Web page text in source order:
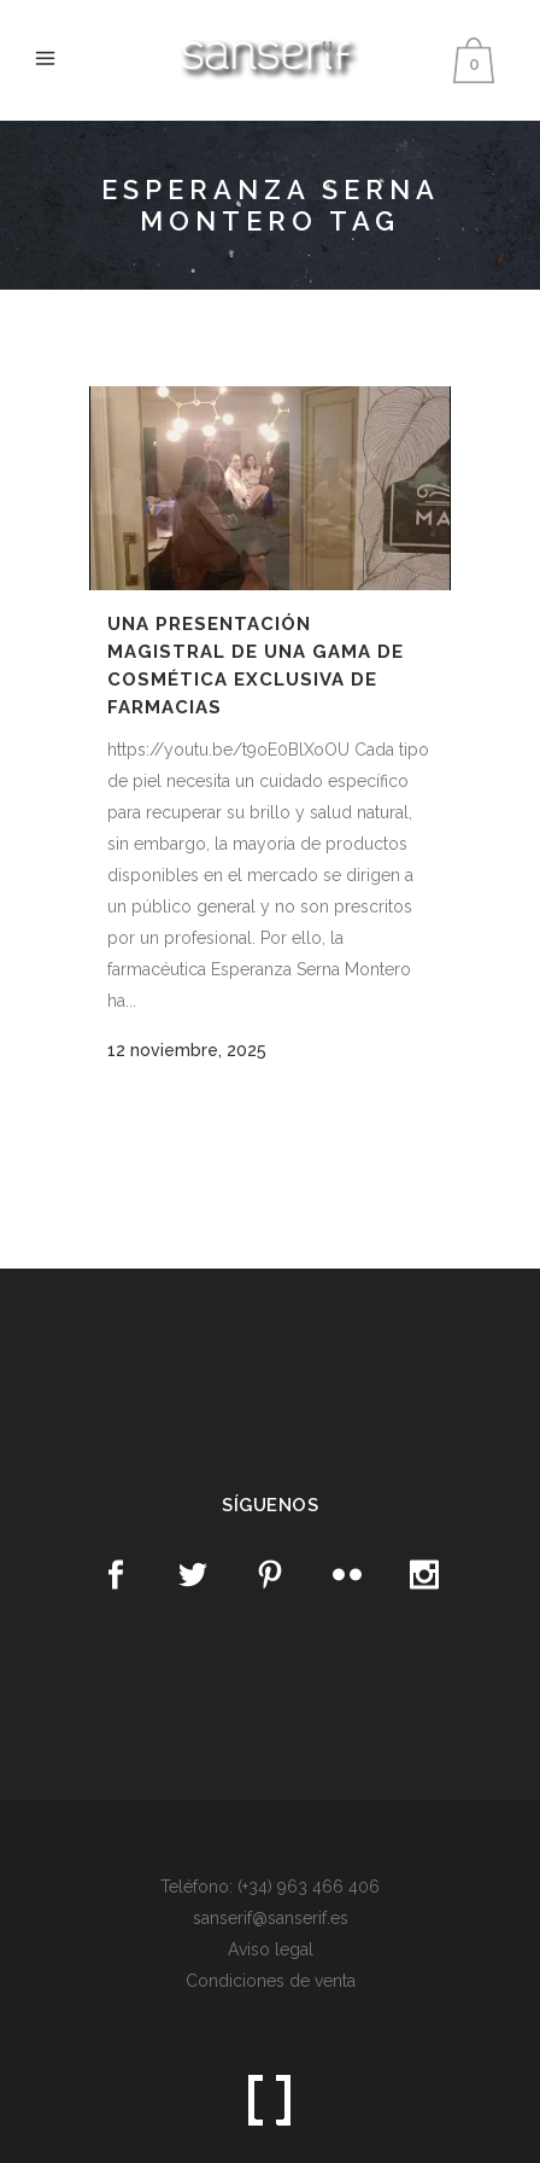
0
ESPERANZA SERNA
MONTERO TAG
UNA PRESENTACIÓN
MAGISTRAL DE UNA GAMA DE
COSMÉTICA EXCLUSIVA DE
FARMACIAS
https://youtu.be/t9oE0BlXoOU Cada tipo
de piel necesita un cuidado específico
para recuperar su brillo y salud natural,
sin embargo, la mayoría de productos
disponibles en el mercado se dirigen a
un público general y no son prescritos
por un profesional. Por ello, la
farmacéutica Esperanza Serna Montero
ha...
12 noviembre, 2025
SÍGUENOS
Teléfono: (+34) 963 466 406
sanserif@sanserif.es
Aviso legal
Condiciones de venta